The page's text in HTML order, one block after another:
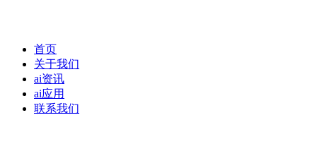
首页
关于我们
ai资讯
ai应用
联系我们